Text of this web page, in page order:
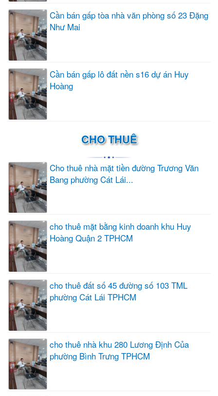
Cần bán gấp tòa nhà văn phòng số 23 Đặng
Như Mai
Cần bán gấp lô đất nền s16 dự án Huy
Hoàng
CHO THUÊ
Cho thuê nhà mặt tiền đường Trương Văn
Bang phường Cát Lái...
cho thuê mặt bằng kinh doanh khu Huy
Hoàng Quận 2 TPHCM
cho thuê đất số 45 đường số 103 TML
phường Cát Lái TPHCM
cho thuê nhà khu 280 Lương Định Của
phường Bình Trưng TPHCM